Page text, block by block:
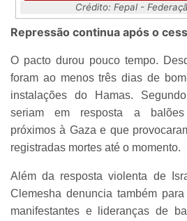
Crédito: Fepal -
Repressão continua após o
O pacto durou pouco tempo.
foram ao menos três dias de
instalações do Hamas.
seriam em resposta a balões
próximos à Gaza e que
registradas mortes até o momento.
Além da resposta violenta de
Clemesha denuncia também
manifestantes e lideranças de